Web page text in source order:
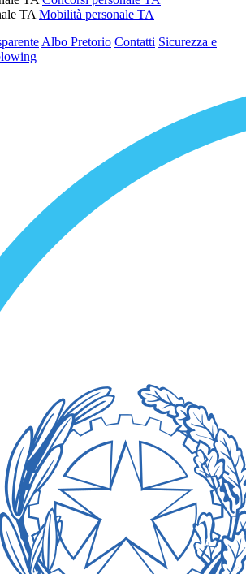
TA Mobilità personale TA
Albo Pretorio Contatti Sicurezza e